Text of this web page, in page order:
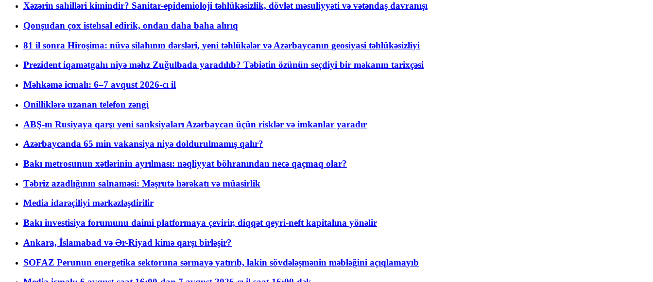
Xəzərin sahilləri kimindir? Sanitar-epidemioloji təhlükəsizlik, dövlət məsuliyyəti və vətəndaş davranışı
Qonşudan çox istehsal edirik, ondan daha baha alırıq
81 il sonra Hiroşima: nüvə silahının dərsləri, yeni təhlükələr və Azərbaycanın geosiyasi təhlükəsizliyi
Prezident iqamətgahı niyə məhz Zuğulbada yaradılıb? Təbiətin özünün seçdiyi bir məkanın tarixçəsi
Məhkəmə icmalı: 6–7 avqust 2026-cı il
Onilliklərə uzanan telefon zəngi
ABŞ-ın Rusiyaya qarşı yeni sanksiyaları Azərbaycan üçün risklər və imkanlar yaradır
Azərbaycanda 65 min vakansiya niyə doldurulmamış qalır?
Bakı metrosunun xətlərinin ayrılması: nəqliyyat böhranından necə qaçmaq olar?
Təbriz azadlığının salnaməsi: Məşrutə hərəkatı və müasirlik
Media idarəçiliyi mərkəzləşdirilir
Bakı investisiya forumunu daimi platformaya çevirir, diqqət qeyri-neft kapitalına yönəlir
Ankara, İslamabad və Ər-Riyad kimə qarşı birləşir?
SOFAZ Perunun energetika sektoruna sərmayə yatırıb, lakin sövdələşmənin məbləğini açıqlamayıb